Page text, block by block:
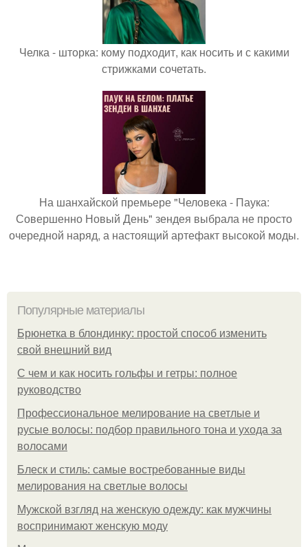
Челка - шторка: кому подходит, как носить и с какими
стрижками сочетать.
На шанхайской премьере "Человека - Паука:
Совершенно Новый День" зендея выбрала не просто
очередной наряд, а настоящий артефакт высокой моды.
Популярные материалы
Брюнетка в блондинку: простой способ изменить
свой внешний вид
С чем и как носить гольфы и гетры: полное
руководство
Профессиональное мелирование на светлые и
русые волосы: подбор правильного тона и ухода за
волосами
Блеск и стиль: самые востребованные виды
мелирования на светлые волосы
Мужской взгляд на женскую одежду: как мужчины
воспринимают женскую моду